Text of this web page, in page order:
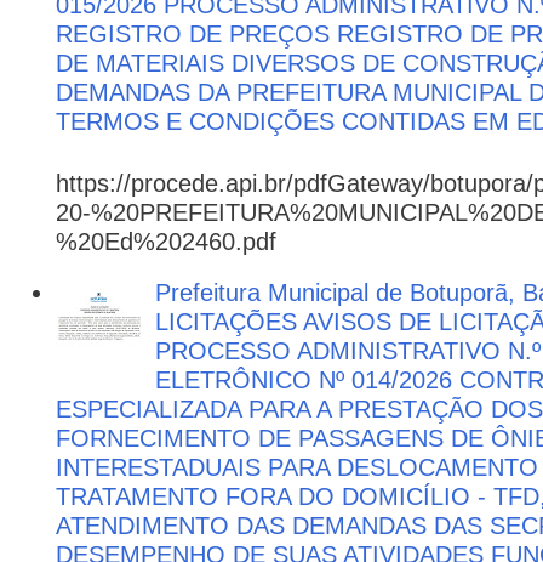
REGISTRO DE PREÇOS REGISTRO DE
DE MATERIAIS DIVERSOS DE
DEMANDAS DA PREFEITURA MUNICIPAL
TERMOS E CONDIÇÕES CONTIDAS EM
https://procede.api.br/pdfGateway/botupora/
20-
%20Ed%202460.pdf
Prefeitura Municipal de Botuporã,
LICITAÇÕES AVISOS DE
PROCESSO ADMINISTRATIVO
ELETRÔNICO Nº 014/2026
ESPECIALIZADA PARA A PRESTAÇÃO
FORNECIMENTO DE PASSAGENS DE
INTERESTADUAIS PARA
TRATAMENTO FORA DO DOMICÍLIO -
ATENDIMENTO DAS DEMANDAS DAS
DESEMPENHO DE SUAS ATIVIDADES